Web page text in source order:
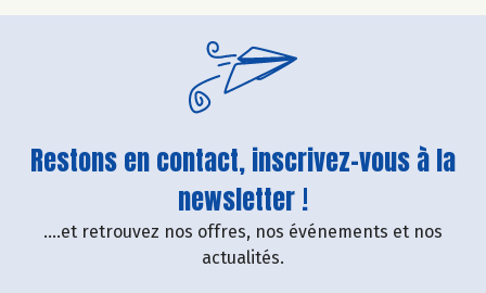
Restons en contact, inscrivez-vous à la
newsletter !
....et retrouvez nos offres, nos événements et nos
actualités.